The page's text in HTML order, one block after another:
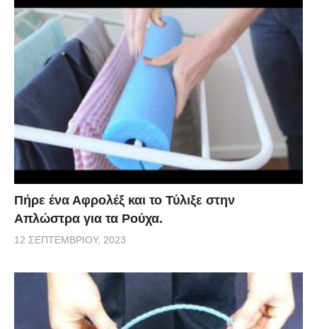
Πήρε ένα Αφρολέξ και το Τύλιξε στην
Απλώστρα για τα Ρούχα.
12 ΣΕΠΤΕΜΒΡΊΟΥ, 2023